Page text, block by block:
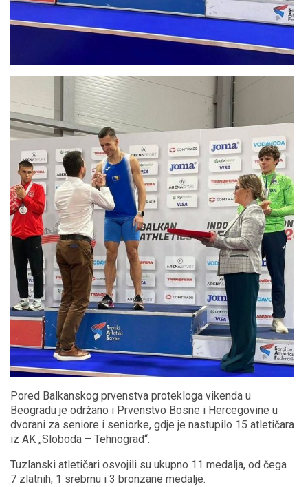
Pored Balkanskog prvenstva protekloga vikenda u
Beogradu je održano i Prvenstvo Bosne i Hercegovine u
dvorani za seniore i seniorke, gdje je nastupilo 15 atletičara
iz AK „Sloboda – Tehnograd“.
Tuzlanski atletičari osvojili su ukupno 11 medalja, od čega
7 zlatnih, 1 srebrnu i 3 bronzane medalje.